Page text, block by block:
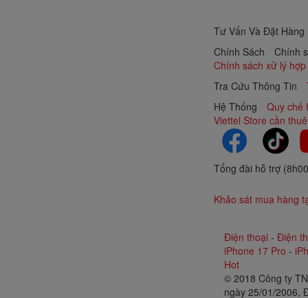
Tư Vấn Và Đặt Hàng
Chính Sách
Chính
Chính sách xử lý
Tra Cứu Thông Tin
Hệ Thống
Quy chế
Viettel Store cần
Tổng đài hỗ trợ
Khảo sát mua hàng
Điện thoại - Điện
iPhone 17 Pro -
Hot
© 2018 Công ty
ngày 25/01/2006,